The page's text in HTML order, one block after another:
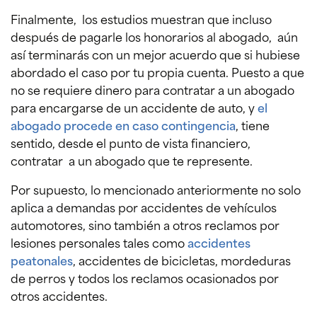
Finalmente, los estudios muestran que incluso
después de pagarle los honorarios al abogado, aún
así terminarás con un mejor acuerdo que si hubiese
abordado el caso por tu propia cuenta. Puesto a que
no se requiere dinero para contratar a un abogado
para encargarse de un accidente de auto, yel
abogado procede en caso contingencia, tiene
sentido, desde el punto de vista financiero,
contratar a un abogado que te represente.
Por supuesto, lo mencionado anteriormente no solo
aplica a demandas por accidentes de vehículos
automotores, sino también a otros reclamos por
lesiones personales tales comoaccidentes
peatonales, accidentes de bicicletas, mordeduras
de perros y todos los reclamos ocasionados por
otros accidentes.